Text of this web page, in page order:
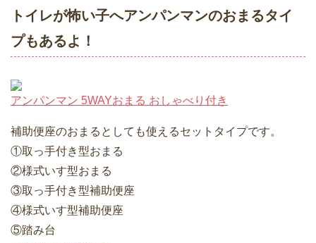
トイレが怖い子へアンパンマンのおまるタイ
プもあるよ！
アンパンマン 5WAYおまる おしゃべり付き
補助便座のおまるとしても使えるセットタイプです。
①取っ手付き型おまる
②様式いす型おまる
③取っ手付き型補助便座
④様式いす型補助便座
⑤踏み台